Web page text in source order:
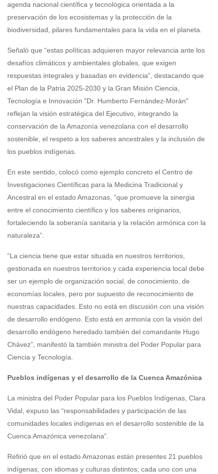
agenda nacional científica y tecnológica orientada a la
preservación de los ecosistemas y la protección de la
biodiversidad, pilares fundamentales para la vida en el planeta.
Señaló que “estas políticas adquieren mayor relevancia ante los
desafíos climáticos y ambientales globales, que exigen
respuestas integrales y basadas en evidencia”, destacando que
el Plan de la Patria 2025-2030 y la Gran Misión Ciencia,
Tecnología e Innovación "Dr. Humberto Fernández-Morán"
reflejan la visión estratégica del Ejecutivo, integrando la
conservación de la Amazonía venezolana con el desarrollo
sostenible, el respeto a los saberes ancestrales y la inclusión de
los pueblos indígenas.
En este sentido, colocó como ejemplo concreto el Centro de
Investigaciones Científicas para la Medicina Tradicional y
Ancestral en el estado Amazonas, “que promueve la sinergia
entre el conocimiento científico y los saberes originarios,
fortaleciendo la soberanía sanitaria y la relación armónica con la
naturaleza”.
“La ciencia tiene que estar situada en nuestros territorios,
gestionada en nuestros territorios y cada experiencia local debe
ser un ejemplo de organización social, de conocimiento, de
economías locales, pero por supuesto de reconocimiento de
nuestras capacidades. Esto no está en discusión con una visión
de desarrollo endógeno. Esto está en armonía con la visión del
desarrollo endógeno heredado también del comandante Hugo
Chávez”, manifestó la también ministra del Poder Popular para
Ciencia y Tecnología.
Pueblos indígenas y el desarrollo de la Cuenca Amazónica
La ministra del Poder Popular para los Pueblos Indígenas, Clara
Vidal, expuso las “responsabilidades y participación de las
comunidades locales indígenas en el desarrollo sostenible de la
Cuenca Amazónica venezolana”.
Refirió que en el estado Amazonas están presentes 21 pueblos
indígenas, con idiomas y culturas distintos, cada uno con una